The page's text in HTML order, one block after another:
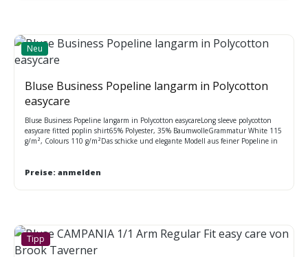
Neu
Bluse Business Popeline langarm in Polycotton
easycare
Bluse Business Popeline langarm in Polycotton easycareLong sleeve polycotton
easycare fitted poplin shirt65% Polyester, 35% BaumwolleGrammatur White 115
g/m², Colours 110 g/m²Das schicke und elegante Modell aus feiner Popeline in
halb ausgestelltem, stäbchenverstärktem KragenElegante, abgerundete,
Manschettenknöpfen tragbarAbgerundeter Saum.Waschanleitung: Kann bis
Herren Art. 8522J924M
Preise: anmelden
Tipp